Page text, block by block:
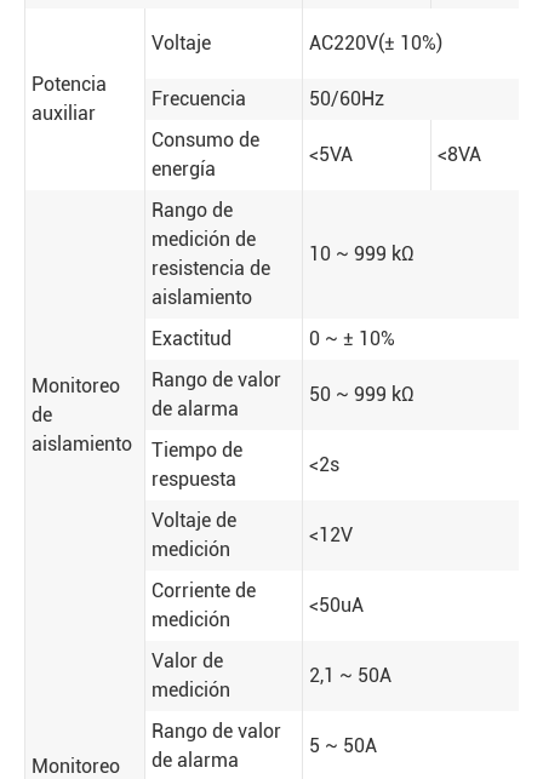
Potencia
auxiliar
Voltaje AC220V(± 10%)
Frecuencia
50/60Hz
Consumo de
energía
<5VA <8VA
Monitoreo
de
aislamiento
Rango de
medición de
resistencia de
aislamiento
10 ~ 999 kΩ
Exactitud
0 ~ ± 10%
Rango de valor
de alarma
50 ~ 999 kΩ
Tiempo de
respuesta
<2s
Voltaje de
medición
<12V
Corriente de
medición
<50uA
Monitoreo
Valor de
medición
2,1 ~ 50A
Rango de valor
de alarma
5 ~ 50A